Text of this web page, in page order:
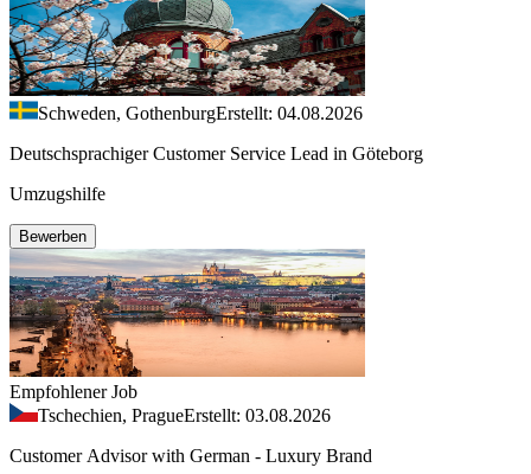
Schweden, GothenburgErstellt: 04.08.2026
Deutschsprachiger Customer Service Lead in Göteborg
Umzugshilfe
Bewerben
Empfohlener Job
Tschechien, PragueErstellt: 03.08.2026
Customer Advisor with German - Luxury Brand